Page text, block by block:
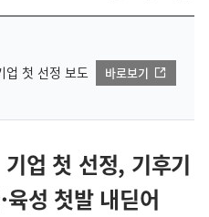
업 첫 선정 보도
바로보기
기업 첫 선정, 기후기
육성 첫발 내딛어